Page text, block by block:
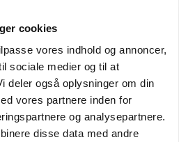
cookies
vores indhold og annoncer,
sociale medier og til at
deler også oplysninger om din
vores partnere inden for
og analysepartnere.
disse data med andre
energipres og kinesisk